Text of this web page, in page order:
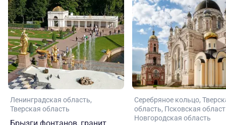
Ленинградская область
Тверская область
Серебряное кольцо
область Псковская
Новгородская область